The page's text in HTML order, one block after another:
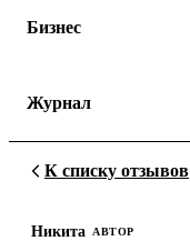
Бизнес
Журнал
К списку отзывов
Никита АВТОР